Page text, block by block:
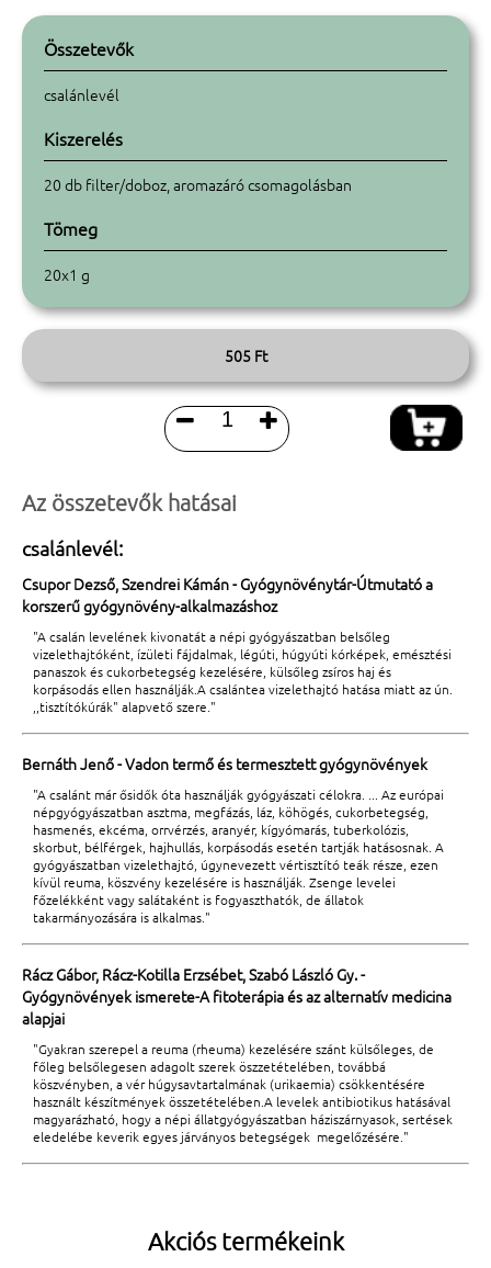
Összetevők
csalánlevél
Kiszerelés
20 db filter/doboz, aromazáró csomagolásban
Tömeg
20x1 g
505 Ft
 
Az összetevők hatásai
csalánlevél:
Csupor Dezső, Szendrei Kámán - Gyógynövénytár-Útmutató a
korszerű gyógynövény-alkalmazáshoz
"A csalán levelének kivonatát a népi gyógyászatban belsőleg
vizelethajtóként, ízületi fájdalmak, légúti, húgyúti kórképek, emésztési
panaszok és cukorbetegség kezelésére, külsőleg zsíros haj és
korpásodás ellen használják.A csalántea vizelethajtó hatása miatt az ún.
,,tisztítókúrák" alapvető szere."
Bernáth Jenő - Vadon termő és termesztett gyógynövények
"A csalánt már ősidők óta használják gyógyászati célokra. ... Az európai
népgyógyászatban asztma, megfázás, láz, köhögés, cukorbetegség,
hasmenés, ekcéma, orrvérzés, aranyér, kígyómarás, tuberkolózis,
skorbut, bélférgek, hajhullás, korpásodás esetén tartják hatásosnak. A
gyógyászatban vizelethajtó, úgynevezett vértisztító teák része, ezen
kívül reuma, köszvény kezelésére is használják. Zsenge levelei
főzelékként vagy salátaként is fogyaszthatók, de állatok
takarmányozására is alkalmas."
Rácz Gábor, Rácz-Kotilla Erzsébet, Szabó László Gy. -
Gyógynövények ismerete-A fitoterápia és az alternatív medicina
alapjai
"Gyakran szerepel a reuma (rheuma) kezelésére szánt külsőleges, de
főleg belsőlegesen adagolt szerek öszzetételében, továbbá
köszvényben, a vér húgysavtartalmának (urikaemia) csökkentésére
használt készítmények összetételében.A levelek antibiotikus hatásával
magyarázható, hogy a népi állatgyógyászatban háziszárnyasok, sertések
eledelébe keverik egyes járványos betegségek megelőzésére."
Akciós termékeink